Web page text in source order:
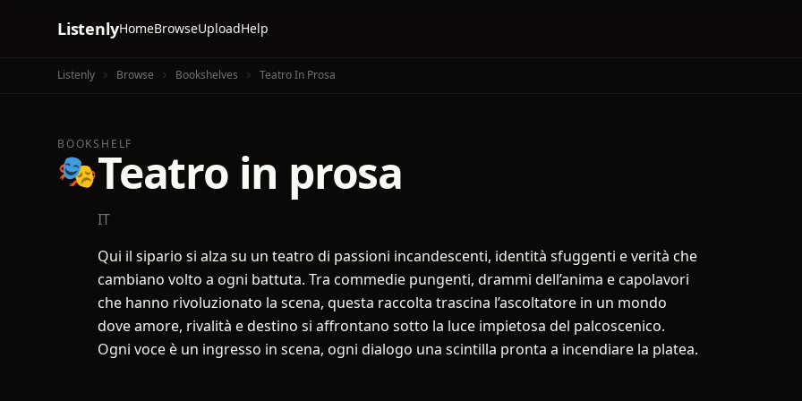
ListenlyHomeBrowseUploadHelp
Listenly Browse Bookshelves Teatro In Prosa
BOOKSHELF
🎭Teatro in prosa
IT
Qui il sipario si alza su un teatro di passioni incandescenti, identità sfuggenti e verità che
cambiano volto a ogni battuta. Tra commedie pungenti, drammi dell’anima e capolavori
che hanno rivoluzionato la scena, questa raccolta trascina l’ascoltatore in un mondo
dove amore, rivalità e destino si affrontano sotto la luce impietosa del palcoscenico.
Ogni voce è un ingresso in scena, ogni dialogo una scintilla pronta a incendiare la platea.